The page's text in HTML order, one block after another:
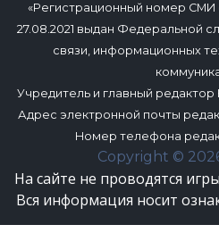
«Регистрационный номер СМИ
27.08.2021 выдан Федеральной
связи, информационных
Учредитель и главный
Адрес электронной почты
Номер телефона
Copyright ©
На сайте не проводятся
Вся информация носит